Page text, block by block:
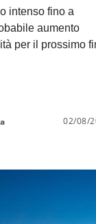
intenso fino a
aumento
per il prossimo
02/08/